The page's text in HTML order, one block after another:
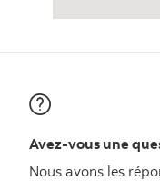
Avez-vous une
Nous avons les